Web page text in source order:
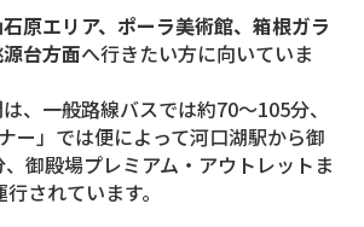
原エリア、ポーラ美術館、箱根ガラ
台方面へ行きたい方に向いていま
、一般路線バスでは約70〜105分、
ー」では便によって河口湖駅から御
御殿場プレミアム・アウトレットま
されています。